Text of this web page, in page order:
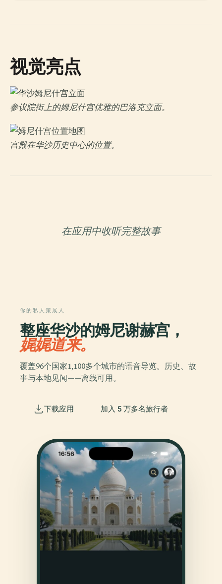
视觉亮点
参议院街上的姆尼什宫优雅的巴洛克立面。
宫殿在华沙历史中心的位置。
在应用中收听完整故事
你的私人策展人
整座华沙的姆尼谢赫宫，
娓娓道来。
覆盖96个国家1,100多个城市的语音导览。历史、故
事与本地见闻——离线可用。
下载应用 加入 5 万多名旅行者